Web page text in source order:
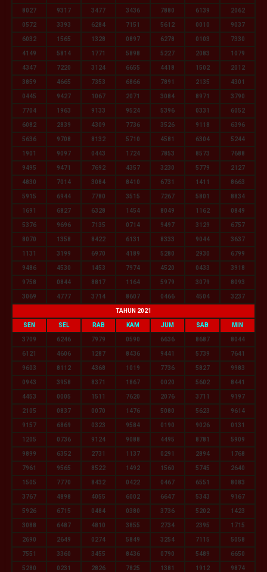
8027 9317 3477 3436 7880 6139 2062
0572 3393 6284 7151 5612 0010 9037
6032 1565 1328 0897 6278 0103 7330
4149 5814 1771 5898 5227 2083 1079
4347 7220 3124 6655 4418 1502 2012
3859 4665 7353 6866 7891 2135 4301
0445 9427 1067 2071 3084 8971 3790
7704 1963 9133 9524 5396 0331 6052
6082 2839 4309 7736 3526 9118 6396
5636 9708 8132 5710 4581 6304 5244
1901 9097 0443 1724 7853 8573 7688
9495 9471 7692 4357 3230 5779 2127
4830 7014 3084 8410 6731 1411 8663
5915 6944 7780 3515 7267 5801 8834
1691 6827 6328 1454 8049 1162 0849
5376 9696 7135 0714 9497 3129 6757
8070 1358 8422 6131 8333 9044 3637
1131 3199 6970 4189 5280 2930 6799
9486 4530 1453 7974 4520 0433 3918
9758 0844 8817 1164 5979 3079 8093
3069 4777 3714 8607 0466 4504 3237
TAHUN 2021
SEN SEL RAB KAM JUM SAB MIN
3709 6246 7979 0590 6636 8687 8044
6121 4606 1287 8436 9441 5739 7641
9603 8112 4368 1019 7736 5827 9983
0943 3958 8371 1867 0020 5602 8441
4453 0005 1511 7620 2076 3711 9197
2105 0837 0070 1476 5080 5623 9614
9157 6869 0323 9584 0190 9026 0131
1205 0736 9124 9088 4495 8781 5909
9899 6352 2731 1137 0291 2894 1768
7961 9565 8522 1492 1560 5745 2640
1505 7770 8432 0422 0467 6551 8083
3767 4898 4055 6002 6647 5343 9167
5926 6715 0484 0380 3736 5202 1423
3088 6487 4810 3855 2734 2395 1715
2690 2649 0274 5849 3254 7115 5058
7551 3360 3455 8436 0790 5489 6650
5280 0231 2826 7825 1381 1912 9874